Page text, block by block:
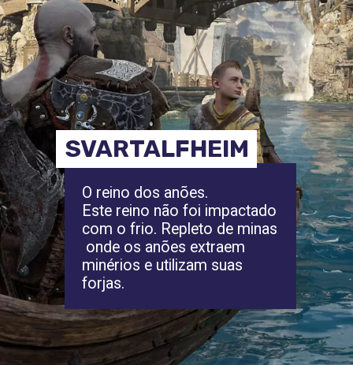
O reino dos anões.
Este reino não foi impactado
com o frio. Repleto de minas
onde os anões extraem
minérios e utilizam suas
forjas.
SVARTALFHEIM